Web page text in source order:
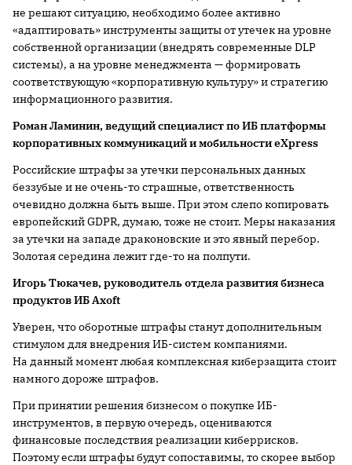
не решают ситуацию, необходимо более активно
«адаптировать» инструменты защиты от утечек на уровне
собственной организации (внедрять современные DLP
системы), а на уровне менеджмента — формировать
соответствующую «корпоративную культуру» и стратегию
информационного развития.
Роман Ламинин, ведущий специалист по ИБ платформы
корпоративных коммуникаций и мобильности eXpress
Российские штрафы за утечки персональных данных
беззубые и не очень-то страшные, ответственность
очевидно должна быть выше. При этом слепо копировать
европейский GDPR, думаю, тоже не стоит. Меры наказания
за утечки на западе драконовские и это явный перебор.
Золотая середина лежит где-то на полпути.
Игорь Тюкачев, руководитель отдела развития бизнеса
продуктов ИБ Axoft
Уверен, что оборотные штрафы станут дополнительным
стимулом для внедрения ИБ-систем компаниями.
На данный момент любая комплексная киберзащита стоит
намного дороже штрафов.
При принятии решения бизнесом о покупке ИБ-
инструментов, в первую очередь, оцениваются
финансовые последствия реализации киберрисков.
Поэтому если штрафы будут сопоставимы, то скорее выбор